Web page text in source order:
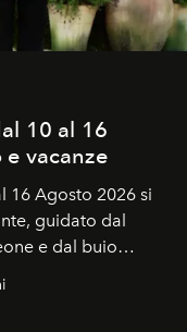
10 al 16
vacanze
16 Agosto 2026 si
guidato dal
e dal buio
del 12 agosto,